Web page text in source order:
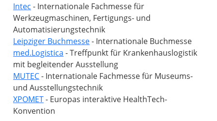
Intec - Internationale Fachmesse für
Werkzeugmaschinen, Fertigungs- und
Leipziger Buchmesse
med.Logistica - Treffpunkt für Krankenhauslogistik
MUTEC- Internationale Fachmesse für Museums-
XPOMET- Europas interaktive HealthTech-
Konvention